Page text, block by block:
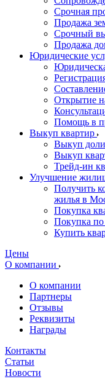
Срочная
Продажа
Срочный
Продажа
Юридические
Открытие
Помощь в
Выкуп квартир
Выкуп
Выкуп
Трейд-ин
Улучшение
Получить
жилья в
Покупка
Покупка по
Купить
Цены
О компании
О компании
Партнеры
Отзывы
Реквизиты
Награды
Контакты
Статьи
Новости